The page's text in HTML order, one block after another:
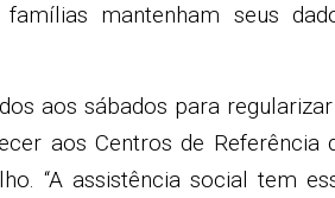
mantenham seus
aos sábados para
aos Centros de Referência
“A assistência social tem